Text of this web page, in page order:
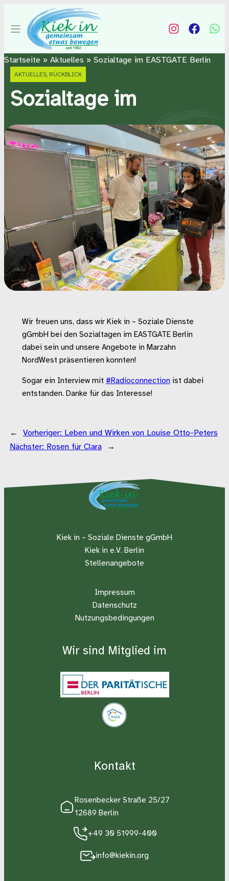
Inhalt
springen
Startseite » Aktuelles » Sozialtage im EASTGATE Berlin
AKTUELLES, RÜCKBLICK
Sozialtage im
EASTGATE Berlin
Wir freuen uns, dass wir Kiek in – Soziale Dienste
gGmbH bei den Sozialtagen im EASTGATE Berlin
dabei sein und unsere Angebote in Marzahn
NordWest präsentieren konnten!
Sogar ein Interview mit #Radioconnection ist dabei
entstanden. Danke für das Interesse!
← Vorheriger: Leben und Wirken von Louise Otto-Peters
Nächster: Rosen für Clara →
Kiek in – Soziale Dienste gGmbH
Kiek in e.V. Berlin
Stellenangebote
Impressum
Datenschutz
Nutzungsbedingungen
Wir sind Mitglied im
Kontakt
Rosenbecker Straße 25/27
12689 Berlin
+49 30 51999-400
info@kiekin.org